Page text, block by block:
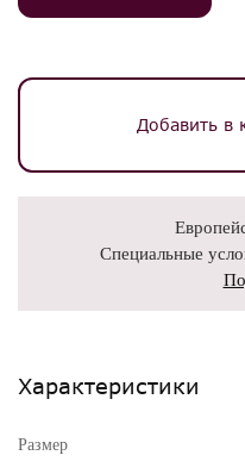
Добавить в
Специальные
Характеристики
Размер